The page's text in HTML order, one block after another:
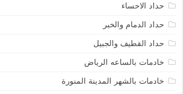
حداد الاحساء
حداد الدمام والخبر
حداد القطيف والجبيل
خادمات بالساعه الرياض
خادمات بالشهر المدينة المنورة